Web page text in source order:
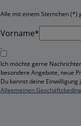
Alle mit einem Sternchen (*)
Vorname*
Ich möchte gerne
besondere Angebote, neue
Du kannst deine
Allgemeinen